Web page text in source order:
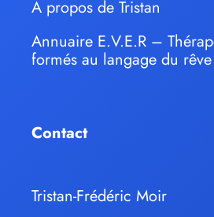
À propos de Tristan
Annuaire E.V.E.R –
formés au langage du rêve
Contact
Tristan-Frédéric Moir